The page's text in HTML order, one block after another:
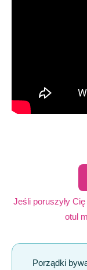
Jeśli poruszyły
otul
Porządki